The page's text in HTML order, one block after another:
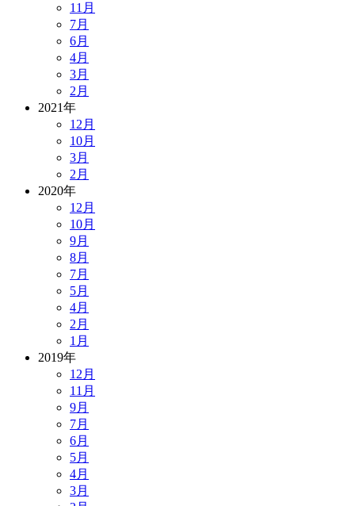
11月
7月
6月
4月
3月
2月
2021年
12月
10月
3月
2月
2020年
12月
10月
9月
8月
7月
5月
4月
2月
1月
2019年
12月
11月
9月
7月
6月
5月
4月
3月